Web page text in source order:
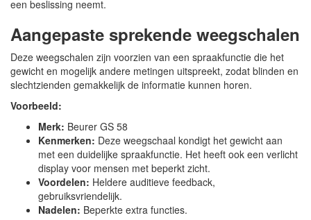
een beslissing neemt.
Aangepaste sprekende weegschalen
Deze weegschalen zijn voorzien van een spraakfunctie die het
gewicht en mogelijk andere metingen uitspreekt, zodat blinden en
slechtzienden gemakkelijk de informatie kunnen horen.
Voorbeeld:
Merk: Beurer GS 58
Kenmerken: Deze weegschaal kondigt het gewicht aan
met een duidelijke spraakfunctie. Het heeft ook een verlicht
display voor mensen met beperkt zicht.
Voordelen: Heldere auditieve feedback,
gebruiksvriendelijk.
Nadelen: Beperkte extra functies.